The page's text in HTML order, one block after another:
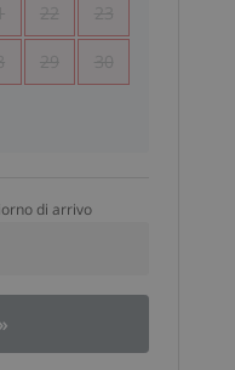
22 23
29 30
di arrivo
»